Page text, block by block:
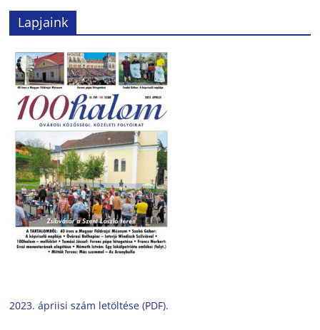
Lapjaink
2023. ápriisi szám letöltése (PDF).